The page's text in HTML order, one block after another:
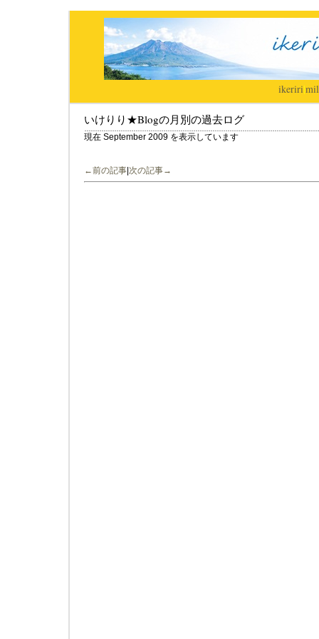
ikeriri|
いけりり★Blogの月別の過去ログ
現在 September 2009 を表示しています
←前の記事 次の記事→